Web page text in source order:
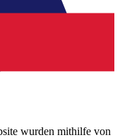
wurden mithilfe von